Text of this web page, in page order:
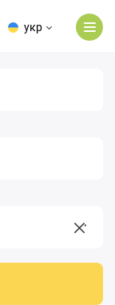
укр